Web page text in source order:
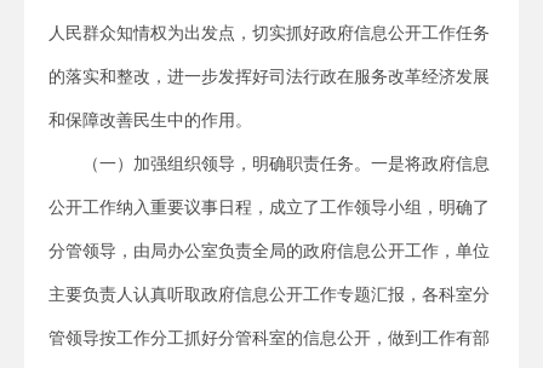
人民群众知情权为出发点，切实抓好政府信息公开工作任务
的落实和整改，进一步发挥好司法行政在服务改革经济发展
和保障改善民生中的作用。
（一）加强组织领导，明确职责任务。一是将政府信息
公开工作纳入重要议事日程，成立了工作领导小组，明确了
分管领导，由局办公室负责全局的政府信息公开工作，单位
主要负责人认真听取政府信息公开工作专题汇报，各科室分
管领导按工作分工抓好分管科室的信息公开，做到工作有部